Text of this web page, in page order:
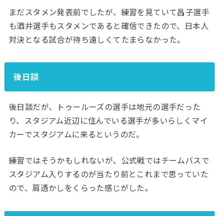
まだスタメン発表前でしたが、練習を見ていて昌子選手
も酒井選手もスタメンであると確信できたので、日本人
対決となる試合が待ち遠しくてたまらなかった。
後日談
後日談だが、トゥールーズの選手は地元の選手だった
り、スタジアム近辺に住んでいる選手が多いらしくマイ
カーでスタジアムに来るというのだ。
練習ではそうかもしれないが、公式戦ではチームバスで
スタジアム入りするのが当たり前とこれまで思っていた
ので、肩透かしをくらった感じがした。